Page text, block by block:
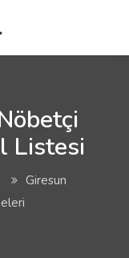
Listesi
Giresun